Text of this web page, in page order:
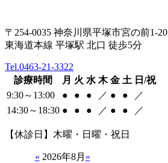
〒254-0035 神奈川県平塚市宮の前1-20
東海道本線 平塚駅 北口 徒歩5分
Tel.0463-21-3322
診療時間
月 火 水 木 金 土 日/祝
9:30～13:00
● ● ● ／ ● ●
／
14:30～18:30 ● ● ● ／ ● ● ／
【休診日】木曜・日曜・祝日
« 2026年8月 »